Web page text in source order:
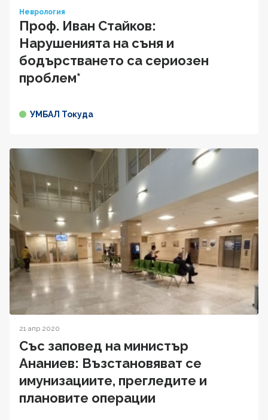
Неврология
Проф. Иван Стайков:
Нарушенията на съня и
бодърстването са сериозен
проблем*
УМБАЛ Токуда
21 апр 2020
Със заповед на министър
Ананиев: Възстановяват се
имунизациите, прегледите и
плановите операции